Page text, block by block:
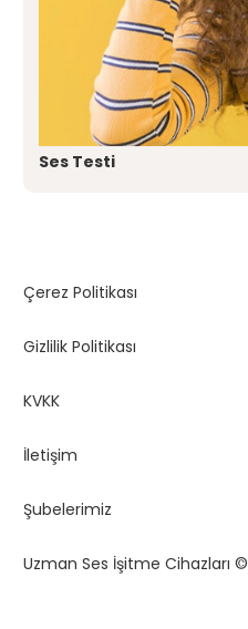
Ses Testi
Çerez Politikası
Gizlilik Politikası
KVKK
İletişim
Şubelerimiz
Uzman Ses İşitme Cihazları ©